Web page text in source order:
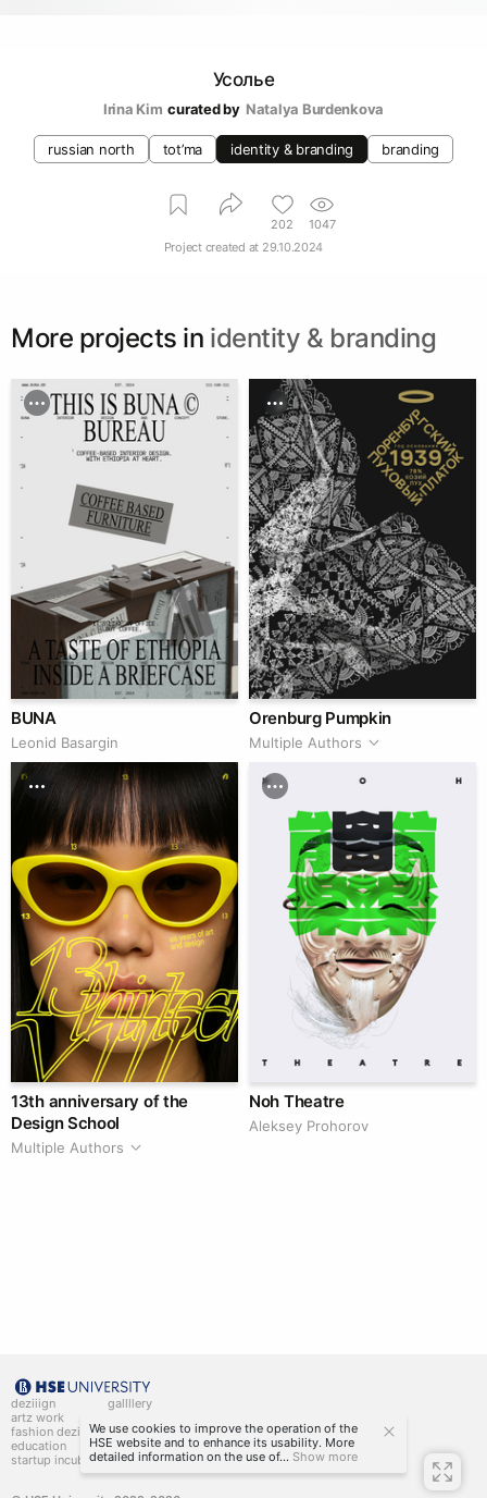
Усолье
Irina Kim curated by Natalya Burdenkova
russian north tot’ma identity & branding branding
202
1047
Project created at 29.10.2024
More projects in identity & branding
BUNA
Leonid Basargin
Orenburg Pumpkin
Multiple Authors
13th anniversary of the
Design School
Multiple Authors
Noh Theatre
Aleksey Prohorov
deziiign
artz work
fashion deziiign
education
startup incubator
gallllery
kiiids.art
We use cookies to improve the operation of the
HSE website and to enhance its usability. More
detailed information on the use of... Show more